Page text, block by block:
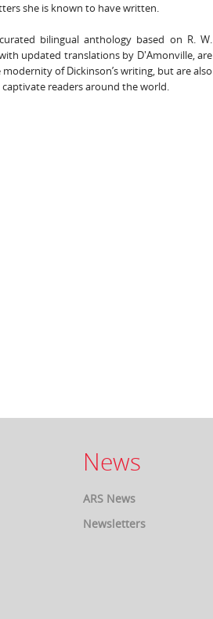
she is known to have written.
bilingual anthology based on R. W.
updated translations by D'Amonville, are
of Dickinson’s writing, but are also
readers around the world.
News
ARS News
Newsletters